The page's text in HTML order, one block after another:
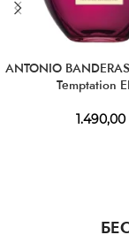
ANTONIO
Temptation
1.490,00